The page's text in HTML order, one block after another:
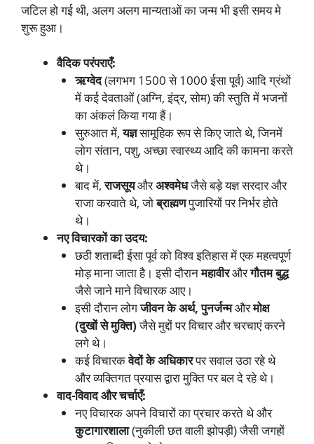
जटिल हो गई थी, अलग अलग मान्यताओं का जन्म भी इसी समय मे
शुरू हुआ।
वैदिक परंपराएँ:
ऋग्वेद(लगभग 1500 से 1000 ईसा पूर्व) आदि ग्रंथों
में कई देवताओं (अग्नि, इंद्र, सोम) की स्तुति में भजनों
का अंकलं किया गया हैं।
सुरुआत में,यज्ञसामूहिक रूप से किए जाते थे, जिनमें
लोग संतान, पशु, अच्छा स्वास्थ्य आदि की कामना करते
थे।
बाद में,राजसूयऔरअश्वमेधजैसे बड़े यज्ञ सरदार और
राजा करवाते थे, जोब्राह्मणपुजारियों पर निर्भर होते
थे।
नए विचारकों का उदय:
छठी शताब्दी ईसा पूर्व को विश्व इतिहास में एक महत्वपूर्ण
मोड़ माना जाता है। इसी दौरानमहावीरऔरगौतम बुद्ध
जैसे जाने माने विचारक आए।
इसी दौरान लोगजीवन के अर्थ, पुनर्जन्मऔरमोक्ष
(दुखों से मुक्ति)जैसे मुद्दों पर विचार और चरचाएं करने
लगे थे।
कई विचारकवेदों के अधिकारपर सवाल उठा रहे थे
और व्यक्तिगत प्रयास द्वारा मुक्ति पर बल दे रहे थे।
वाद-विवाद और चर्चाएँ:
नए विचारक अपने विचारों का प्रचार करते थे और
कुटागारशाला(नुकीली छत वाली झोपड़ी) जैसी जगहों